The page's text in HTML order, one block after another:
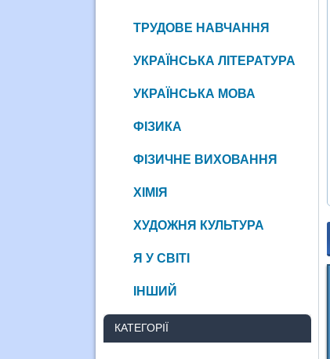
ТРУДОВЕ НАВЧАННЯ
УКРАЇНСЬКА ЛІТЕРАТУРА
УКРАЇНСЬКА МОВА
ФІЗИКА
ФІЗИЧНЕ ВИХОВАННЯ
ХІМІЯ
ХУДОЖНЯ КУЛЬТУРА
Я У СВІТІ
ІНШИЙ
КАТЕГОРІЇ